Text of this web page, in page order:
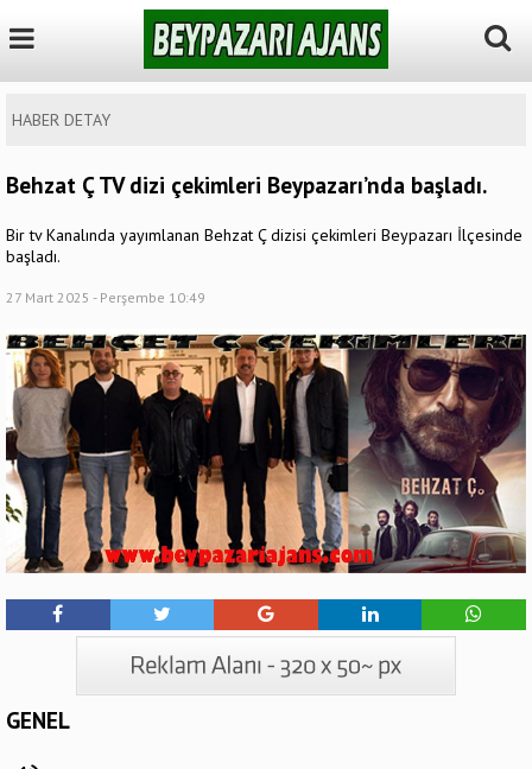
HABER DETAY
Behzat Ç TV dizi çekimleri Beypazarı’nda başladı.
Bir tv Kanalında yayımlanan Behzat Ç dizisi çekimleri Beypazarı İlçesinde
başladı.
27 Mart 2025 - Perşembe 10:49
GENEL